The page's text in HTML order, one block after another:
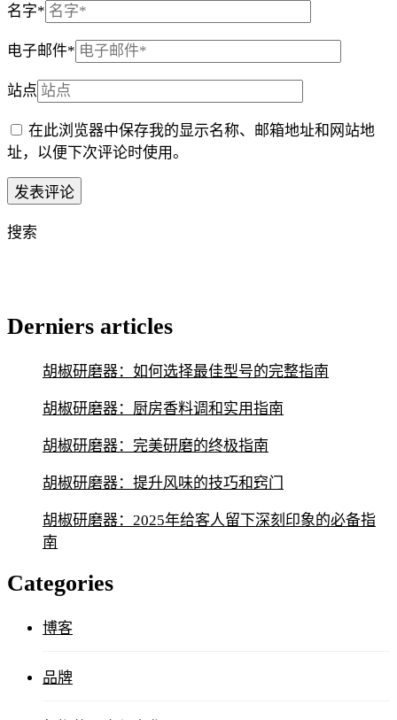
名字*
电子邮件*
站点
在此浏览器中保存我的显示名称、邮箱地址和网站地
址，以便下次评论时使用。
搜索
Derniers articles
胡椒研磨器：如何选择最佳型号的完整指南
胡椒研磨器：厨房香料调和实用指南
胡椒研磨器：完美研磨的终极指南
胡椒研磨器：提升风味的技巧和窍门
胡椒研磨器：2025年给客人留下深刻印象的必备指
南
Categories
博客
品牌